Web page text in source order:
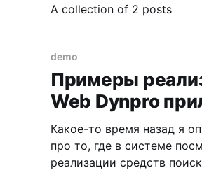
A collection of 2 posts
demo
Примеры
Web Dynpro
Какое-то время назад я
про то, где в системе
реализации средств